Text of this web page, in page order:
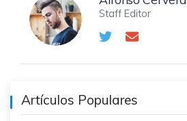
Staff Editor
Artículos Populares